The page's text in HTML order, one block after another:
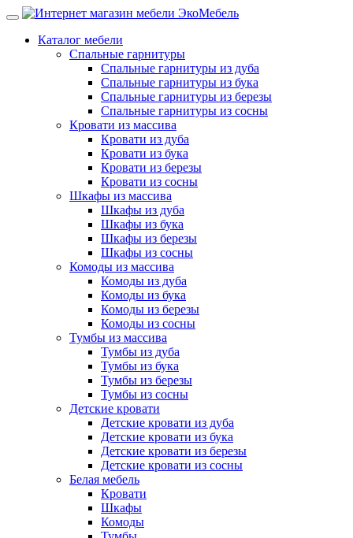
Каталог мебели
Спальные гарнитуры
Спальные гарнитуры из дуба
Спальные гарнитуры из бука
Спальные гарнитуры из березы
Спальные гарнитуры из сосны
Кровати из массива
Кровати из дуба
Кровати из бука
Кровати из березы
Кровати из сосны
Шкафы из массива
Шкафы из дуба
Шкафы из бука
Шкафы из березы
Шкафы из сосны
Комоды из массива
Комоды из дуба
Комоды из бука
Комоды из березы
Комоды из сосны
Тумбы из массива
Тумбы из дуба
Тумбы из бука
Тумбы из березы
Тумбы из сосны
Детские кровати
Детские кровати из дуба
Детские кровати из бука
Детские кровати из березы
Детские кровати из сосны
Белая мебель
Кровати
Шкафы
Комоды